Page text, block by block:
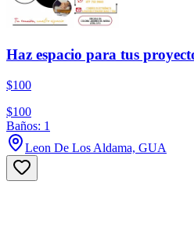
Haz espacio para tus
$100
$100
Baños: 1
Leon De Los Aldama, GUA